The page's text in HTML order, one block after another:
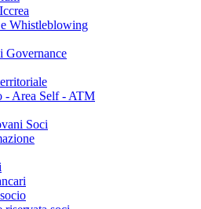
Whistleblowing
Governance
- Area Self - ATM
Soci